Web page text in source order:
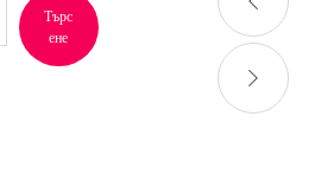
Търс
ене